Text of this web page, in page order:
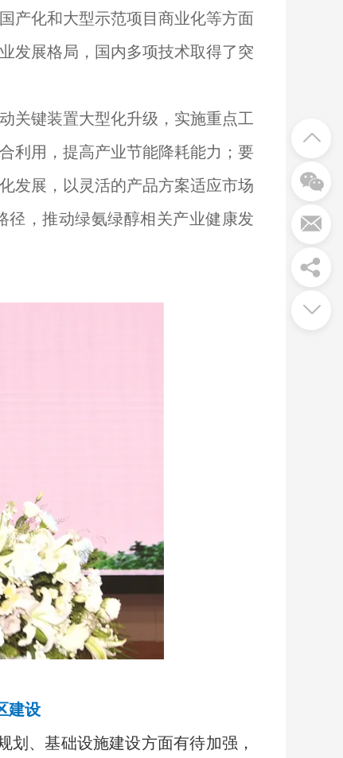
化和大型示范项目商业化等方面
发展格局，国内多项技术取得了突
键装置大型化升级，实施重点工
利用，提高产业节能降耗能力；要
发展，以灵活的产品方案适应市场
径，推动绿氨绿醇相关产业健康发
建设
划、基础设施建设方面有待加强，